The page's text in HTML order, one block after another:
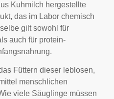
Kuhmilch hergestellte
das im Labor chemisch
gilt sowohl für
auch für protein-
Füttern dieser leblosen,
menschlichen
viele Säuglinge müssen